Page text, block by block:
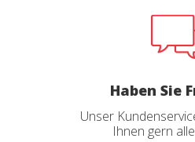
Haben Sie
Unser
Ihnen gern